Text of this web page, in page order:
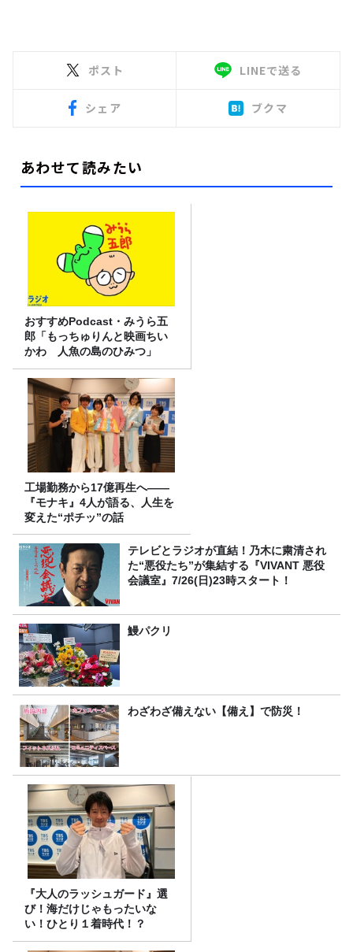
ポスト LINEで送る
シェア ブクマ
あわせて読みたい
おすすめPodcast・みうら五
郎「もっちゅりんと映画ちい
かわ 人魚の島のひみつ」
工場勤務から17億再生へ——
『モナキ』4人が語る、人生を
変えた“ポチッ”の話
テレビとラジオが直結！乃木に粛清され
た“悪役たち”が集結する『VIVANT 悪役
会議室』7/26(日)23時スタート！
鰻パクリ
わざわざ備えない【備え】で防災！
『大人のラッシュガード』選
び！海だけじゃもったいな
い！ひとり１着時代！？